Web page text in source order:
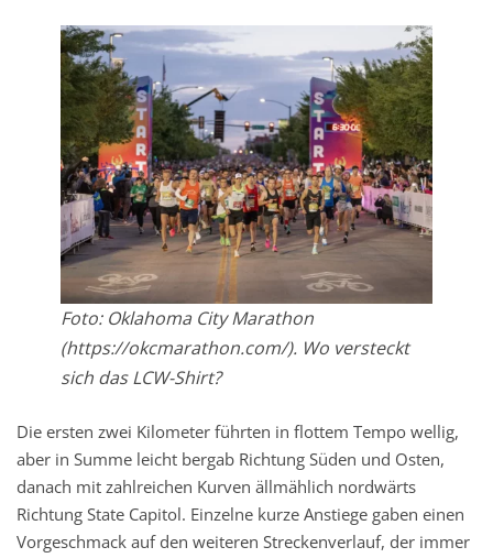
Foto: Oklahoma City Marathon
(https://okcmarathon.com/). Wo versteckt
sich das LCW-Shirt?
Die ersten zwei Kilometer führten in flottem Tempo wellig,
aber in Summe leicht bergab Richtung Süden und Osten,
danach mit zahlreichen Kurven ällmählich nordwärts
Richtung State Capitol. Einzelne kurze Anstiege gaben einen
Vorgeschmack auf den weiteren Streckenverlauf, der immer